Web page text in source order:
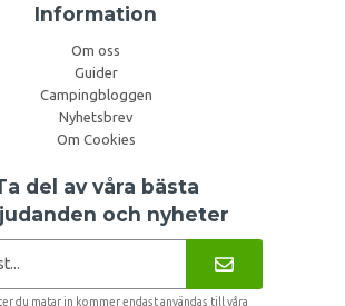
Information
Om oss
Guider
Campingbloggen
Nyhetsbrev
Om Cookies
del av våra bästa
och nyheter
du matar in kommer endast användas till våra